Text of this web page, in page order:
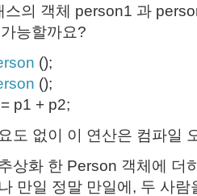
의 객체 person1 과
능할까요?
();
();
p1 + p2;
도 없이 이 연산은 컴파일
상화 한 Person 객체에 더
만일 정말 만일에 , 두 사람